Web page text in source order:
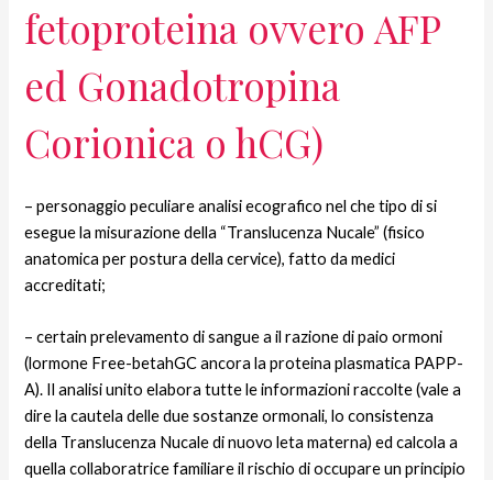
fetoproteina ovvero AFP
ed Gonadotropina
Corionica o hCG)
– personaggio peculiare analisi ecografico nel che tipo di si
esegue la misurazione della “Translucenza Nucale” (fisico
anatomica per postura della cervice), fatto da medici
accreditati;
– certain prelevamento di sangue a il razione di paio ormoni
(lormone Free-betahGC ancora la proteina plasmatica PAPP-
A). Il analisi unito elabora tutte le informazioni raccolte (vale a
dire la cautela delle due sostanze ormonali, lo consistenza
della Translucenza Nucale di nuovo leta materna) ed calcola a
quella collaboratrice familiare il rischio di occupare un principio